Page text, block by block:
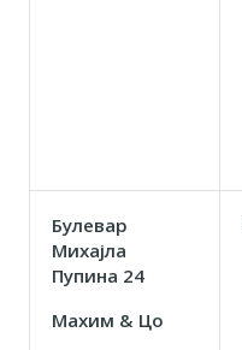
Булевар
Михајла
Пупина 24
Маxим & Цо